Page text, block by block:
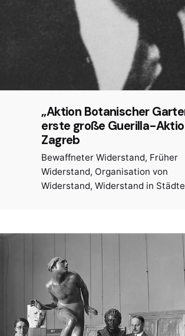
„Aktion Botanischer
erste große Guerilla-
Zagreb
Bewaffneter Widerstand Früher
Widerstand Organisation von
Widerstand Widerstand in